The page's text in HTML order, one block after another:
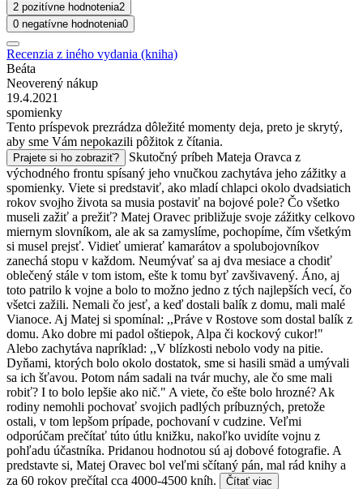
2 pozitívne hodnotenia2
0 negatívne hodnotenia0
Recenzia z iného vydania (kniha)
Beáta
Neoverený nákup
19.4.2021
spomienky
Tento príspevok prezrádza dôležité momenty deja, preto je skrytý,
aby sme Vám nepokazili pôžitok z čítania.
Prajete si ho zobraziť?
Skutočný príbeh Mateja Oravca z
východného frontu spísaný jeho vnučkou zachytáva jeho zážitky a
spomienky. Viete si predstaviť, ako mladí chlapci okolo dvadsiatich
rokov svojho života sa musia postaviť na bojové pole? Čo všetko
museli zažiť a prežiť? Matej Oravec približuje svoje zážitky celkovo
miernym slovníkom, ale ak sa zamyslíme, pochopíme, čím všetkým
si musel prejsť. Vidieť umierať kamarátov a spolubojovníkov
zanechá stopu v každom. Neumývať sa aj dva mesiace a chodiť
oblečený stále v tom istom, ešte k tomu byť zavšivavený. Áno, aj
toto patrilo k vojne a bolo to možno jedno z tých najlepších vecí, čo
všetci zažili. Nemali čo jesť, a keď dostali balík z domu, mali malé
Vianoce. Aj Matej si spomínal: ,,Práve v Rostove som dostal balík z
domu. Ako dobre mi padol oštiepok, Alpa či kockový cukor!"
Alebo zachytáva napríklad: ,,V blízkosti nebolo vody na pitie.
Dyňami, ktorých bolo okolo dostatok, sme si hasili smäd a umývali
sa ich šťavou. Potom nám sadali na tvár muchy, ale čo sme mali
robiť? I to bolo lepšie ako nič." A viete, čo ešte bolo hrozné? Ak
rodiny nemohli pochovať svojich padlých príbuzných, pretože
ostali, v tom lepšom prípade, pochovaní v cudzine. Veľmi
odporúčam prečítať túto útlu knižku, nakoľko uvidíte vojnu z
pohľadu účastníka. Pridanou hodnotou sú aj dobové fotografie. A
predstavte si, Matej Oravec bol veľmi sčítaný pán, mal rád knihy a
za 60 rokov prečítal cca 4000-4500 kníh.
Čítať viac